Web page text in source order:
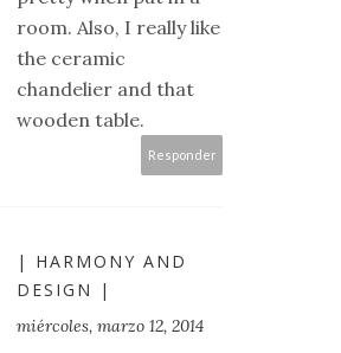
room. Also, I really like
the ceramic
chandelier and that
wooden table.
Responder
| HARMONY AND
DESIGN |
miércoles, marzo 12, 2014